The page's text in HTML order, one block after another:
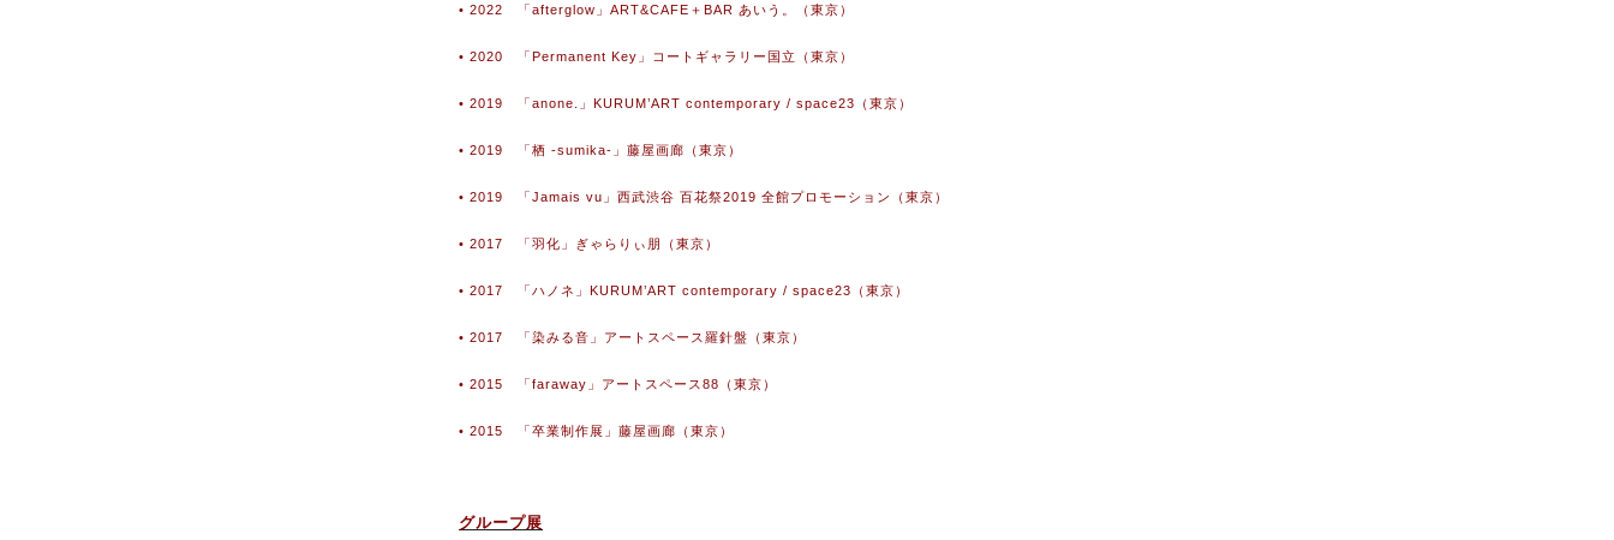
• 2022 「afterglow」ART&CAFE＋BAR あいう。（東京）
• 2020 「Permanent Key」コートギャラリー国立（東京）
• 2019 「anone.」KURUM’ART contemporary / space23（東京）
• 2019 「栖 -sumika-」藤屋画廊（東京）
• 2019 「Jamais vu」西武渋谷 百花祭2019 全館プロモーション（東京）
• 2017 「羽化」ぎゃらりぃ朋（東京）
• 2017 「ハノネ」KURUM’ART contemporary / space23（東京）
• 2017 「染みる音」アートスペース羅針盤（東京）
• 2015 「faraway」アートスペース88（東京）
• 2015 「卒業制作展」藤屋画廊（東京）
グループ展